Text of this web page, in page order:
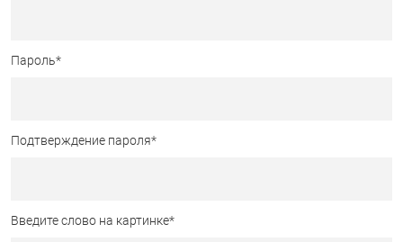
Пароль*
Подтверждение пароля*
Введите слово на картинке*